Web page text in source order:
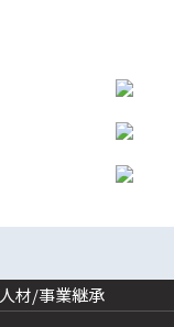
人材/事業継承